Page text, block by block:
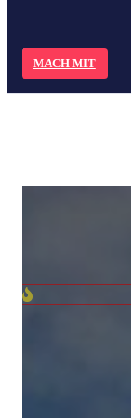
MACH MIT